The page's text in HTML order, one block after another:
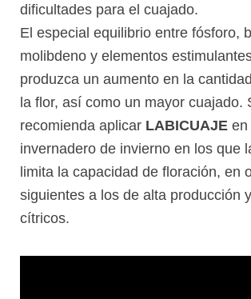
dificultades para el cuajado.
El especial equilibrio entre fósforo,
molibdeno y elementos
produzca un aumento en la
la flor, así como un mayor cuajado.
recomienda aplicar LABICUAJE en
invernadero de invierno en los que
limita la capacidad de floración, en
siguientes a los de alta producción
cítricos.